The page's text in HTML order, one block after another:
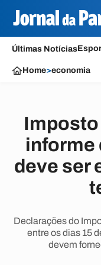
Últimas Notícias
Home>economia
Imposto
informe
deve ser
Declarações do
entre os dias 15
devem